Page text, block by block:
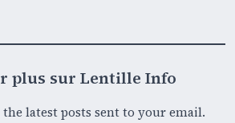
plus sur Lentille Info
latest posts sent to your email.